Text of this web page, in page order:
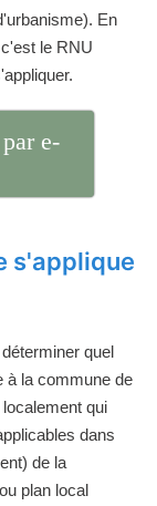
En
le RNU
e-
s'applique
quel
à la commune de
qui
dans
de la
plan local